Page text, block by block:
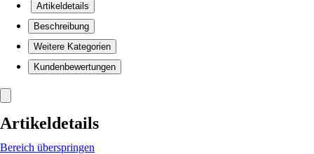
Artikeldetails
Beschreibung
Weitere Kategorien
Kundenbewertungen
Artikeldetails
Bereich überspringen